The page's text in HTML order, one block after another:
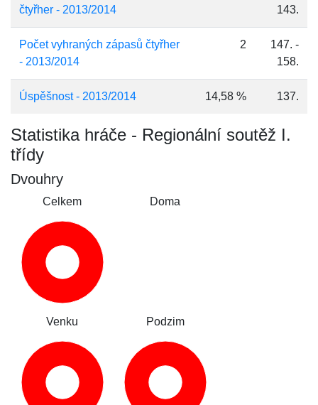
čtyřher - 2013/2014
143.
Počet vyhraných zápasů čtyřher
- 2013/2014
2
147. -
158.
Úspěšnost - 2013/2014 14,58 % 137.
Statistika hráče - Regionální soutěž I.
třídy
Dvouhry
Celkem Doma
Venku Podzim